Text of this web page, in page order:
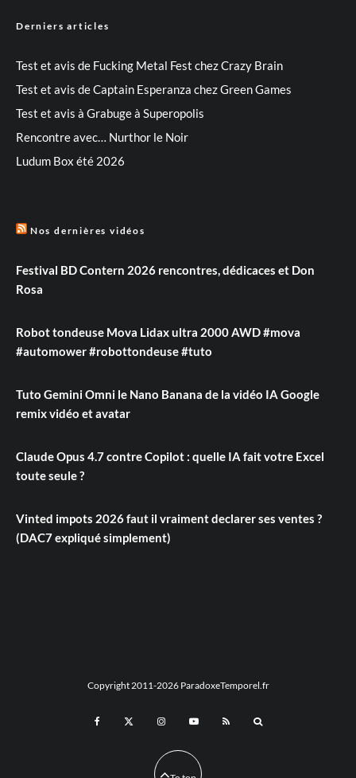
Derniers articles
Test et avis de Fucking Metal Fest chez Crazy Brain
Test et avis de Captain Esperanza chez Green Games
Test et avis à Grabuge à Superopolis
Rencontre avec… Nurthor le Noir
Ludum Box été 2026
Nos dernières vidéos
Festival BD Contern 2026 rencontres, dédicaces et Don
Rosa
Robot tondeuse Mova Lidax ultra 2000 AWD #mova
#automower #robottondeuse #tuto
Tuto Gemini Omni le Nano Banana de la vidéo IA Google
remix vidéo et avatar
Claude Opus 4.7 contre Copilot : quelle IA fait votre Excel
toute seule ?
Vinted impots 2026 faut il vraiment declarer ses ventes ?
(DAC7 expliqué simplement)
Copyright 2011-2026 ParadoxeTemporel.fr